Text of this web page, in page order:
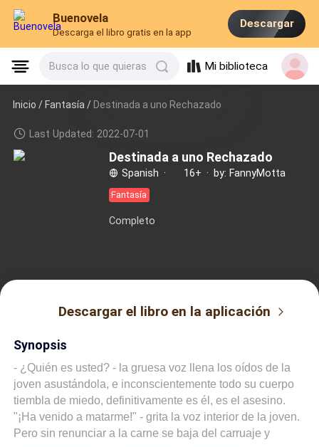
Buenovela
Descarga el libro gratis en la app
Descargar
Busca lo que quieras Mi biblioteca
Inicio /Fantasía / Destinada a uno Rechazado
Last Updated: 2022-07-01
Destinada a uno Rechazado
Spanish · 16+ · by: FannyMotta
Fantasía
Completo
Descargar el libro en la aplicación
Synopsis
- ¿Quién es usted? - la gruesa voz llena los oídos de la
joven asustándola, e inconscientemente todo su cuerpo
tiembla de miedo, definitivamente es él, es el asesino.
"¡Ha venido a matarme!" - grita la voz interior de la joven.
Pero sin renunciar a la carne se baja del carruaje y